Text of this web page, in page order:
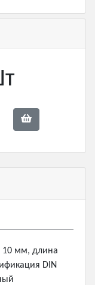
10 мм, длина
DIN